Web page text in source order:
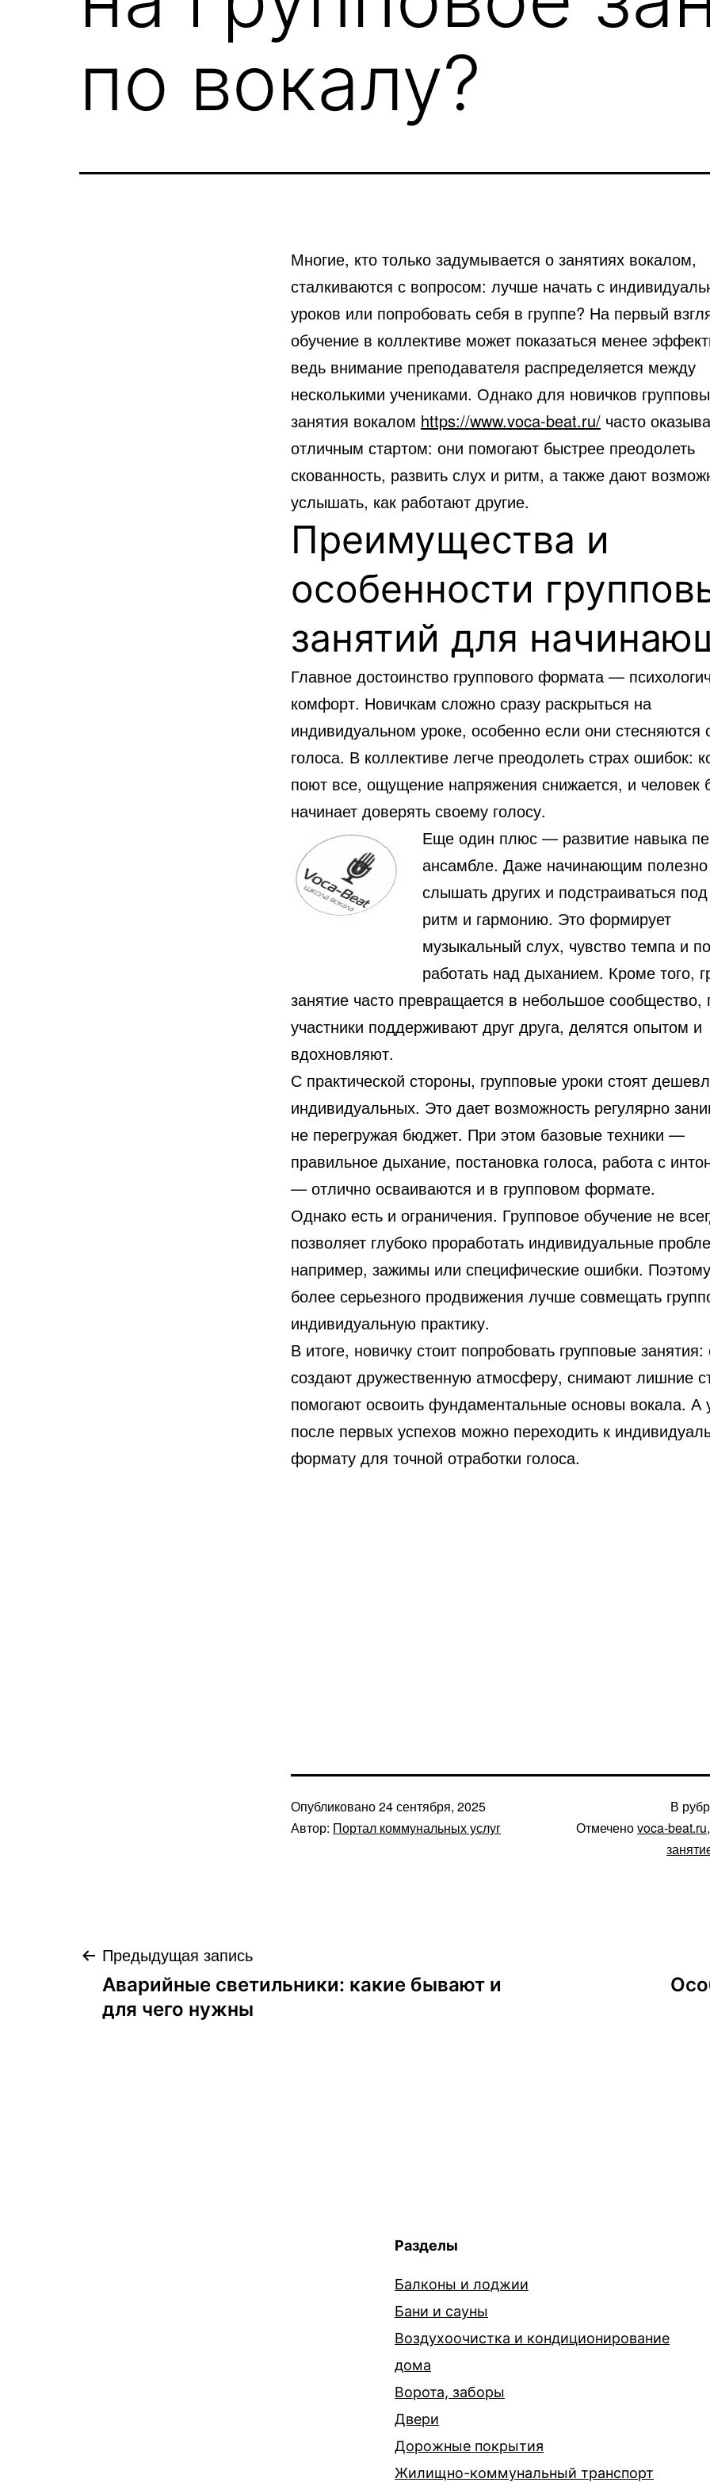
по вокалу?
Многие, кто только задумывается о занятиях вокалом,
сталкиваются с вопросом: лучше начать с
уроков или попробовать себя в группе? На первый
обучение в коллективе может показаться менее
ведь внимание преподавателя распределяется между
несколькими учениками. Однако для новичков
занятия вокалом https://www.voca-beat.ru/ часто
отличным стартом: они помогают быстрее преодолеть
скованность, развить слух и ритм, а также дают
услышать, как работают другие.
Преимущества и
особенности
занятий для
Главное достоинство группового формата —
комфорт. Новичкам сложно сразу раскрыться на
индивидуальном уроке, особенно если они стесняются
голоса. В коллективе легче преодолеть страх ошибок:
поют все, ощущение напряжения снижается, и человек
начинает доверять своему голосу.
Еще один плюс — развитие навыка
ансамбле. Даже начинающим полезно
слышать других и подстраиваться
ритм и гармонию. Это формирует
музыкальный слух, чувство темпа и
работать над дыханием. Кроме того,
занятие часто превращается в небольшое сообщество,
участники поддерживают друг друга, делятся опытом и
вдохновляют.
С практической стороны, групповые уроки стоят
индивидуальных. Это дает возможность регулярно
не перегружая бюджет. При этом базовые техники —
правильное дыхание, постановка голоса, работа с
— отлично осваиваются и в групповом формате.
Однако есть и ограничения. Групповое обучение не
позволяет глубоко проработать индивидуальные
например, зажимы или специфические ошибки.
более серьезного продвижения лучше совмещать
индивидуальную практику.
В итоге, новичку стоит попробовать групповые занятия:
создают дружественную атмосферу, снимают лишние
помогают освоить фундаментальные основы вокала. А
после первых успехов можно переходить к
формату для точной отработки голоса.
Опубликовано24 сентября, 2025
Автор: Портал коммунальных услуг
В
Отмеченоvoca-beat.ru,
Навигация
по
Предыдущая запись
Аварийные светильники: какие бывают и
для чего нужны
Разделы
Балконы и лоджии
Бани и сауны
Воздухоочистка и кондиционирование
дома
Ворота, заборы
Двери
Дорожные покрытия
Жилищно-коммунальный транспорт